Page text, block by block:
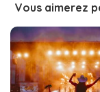
Vous aimerez